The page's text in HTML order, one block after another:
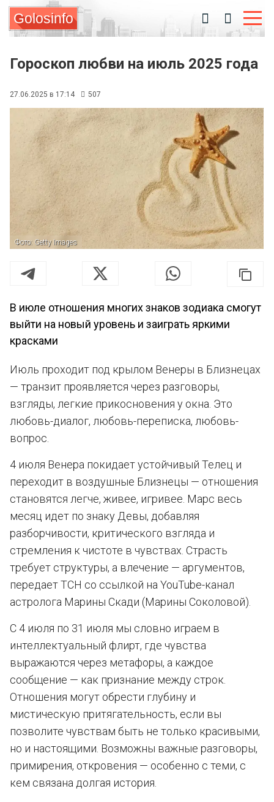
Golosinfo
Гороскоп любви на июль 2025 года
27.06.2025 в 17:14 507
Фото: Getty Images
В июле отношения многих знаков зодиака смогут
выйти на новый уровень и заиграть яркими
красками
Июль проходит под крылом Венеры в Близнецах
— транзит проявляется через разговоры,
взгляды, легкие прикосновения у окна. Это
любовь-диалог, любовь-переписка, любовь-
вопрос.
4 июля Венера покидает устойчивый Телец и
переходит в воздушные Близнецы — отношения
становятся легче, живее, игривее. Марс весь
месяц идет по знаку Девы, добавляя
разборчивости, критического взгляда и
стремления к чистоте в чувствах. Страсть
требует структуры, а влечение — аргументов,
передает ТСН со ссылкой на YouTube-канал
астролога Марины Скади (Марины Соколовой).
С 4 июля по 31 июля мы словно играем в
интеллектуальный флирт, где чувства
выражаются через метафоры, а каждое
сообщение — как признание между строк.
Отношения могут обрести глубину и
мистическую притягательность, если вы
позволите чувствам быть не только красивыми,
но и настоящими. Возможны важные разговоры,
примирения, откровения — особенно с теми, с
кем связана долгая история.